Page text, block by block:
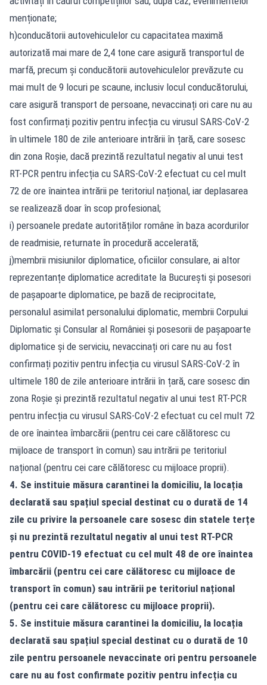
menționate;
h)conducătorii autovehiculelor cu capacitatea maximă
autorizată mai mare de 2,4 tone care asigură transportul de
marfă, precum și conducătorii autovehiculelor prevăzute cu
mai mult de 9 locuri pe scaune, inclusiv locul conducătorului,
care asigură transport de persoane, nevaccinați ori care nu au
fost confirmați pozitiv pentru infecția cu virusul SARS-CoV-2
în ultimele 180 de zile anterioare intrării în țară, care sosesc
din zona Roșie, dacă prezintă rezultatul negativ al unui test
RT-PCR pentru infecția cu SARS-CoV-2 efectuat cu cel mult
72 de ore înaintea intrării pe teritoriul național, iar deplasarea
se realizează doar în scop profesional;
i) persoanele predate autorităților române în baza acordurilor
de readmisie, returnate în procedură accelerată;
j)membrii misiunilor diplomatice, oficiilor consulare, ai altor
reprezentanțe diplomatice acreditate la București și posesori
de pașapoarte diplomatice, pe bază de reciprocitate,
personalul asimilat personalului diplomatic, membrii Corpului
Diplomatic şi Consular al României şi posesorii de pașapoarte
diplomatice şi de serviciu, nevaccinați ori care nu au fost
confirmați pozitiv pentru infecția cu virusul SARS-CoV-2 în
ultimele 180 de zile anterioare intrării în țară, care sosesc din
zona Roșie și prezintă rezultatul negativ al unui test RT-PCR
pentru infecția cu virusul SARS-CoV-2 efectuat cu cel mult 72
de ore înaintea îmbarcării (pentru cei care călătoresc cu
mijloace de transport în comun) sau intrării pe teritoriul
național (pentru cei care călătoresc cu mijloace proprii).
4. Se instituie măsura carantinei la domiciliu, la locația
declarată sau spațiul special destinat cu o durată de 14
zile cu privire la persoanele care sosesc din statele terțe
și nu prezintă rezultatul negativ al unui test RT-PCR
pentru COVID-19 efectuat cu cel mult 48 de ore înaintea
îmbarcării (pentru cei care călătoresc cu mijloace de
transport în comun) sau intrării pe teritoriul național
(pentru cei care călătoresc cu mijloace proprii).
5. Se instituie măsura carantinei la domiciliu, la locația
declarată sau spațiul special destinat cu o durată de 10
zile pentru persoanele nevaccinate ori pentru persoanele
care nu au fost confirmate pozitiv pentru infecția cu